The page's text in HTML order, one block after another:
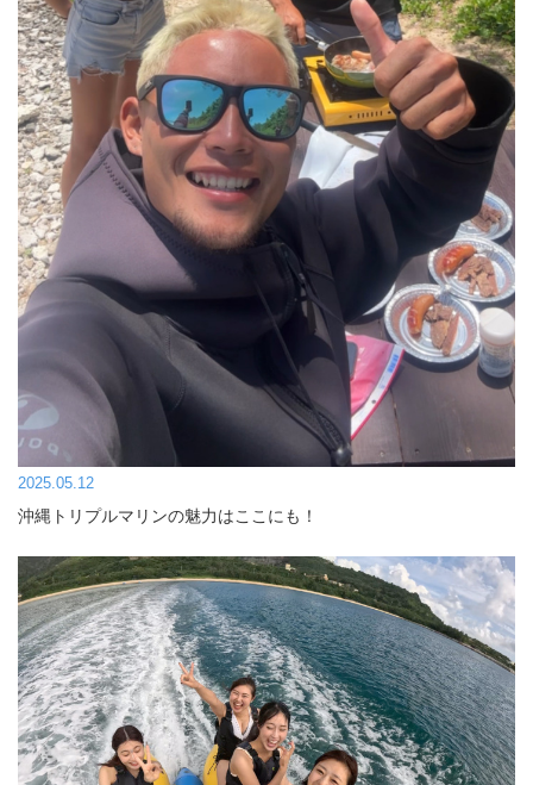
2025.05.12
沖縄トリプルマリンの魅力はここにも！